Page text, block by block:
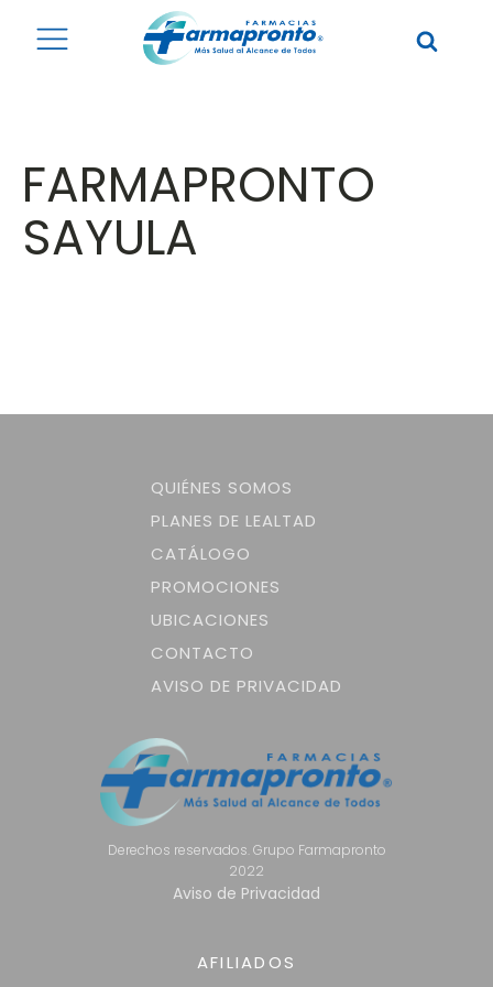
FARMAPRONTO
SAYULA
QUIÉNES SOMOS
PLANES DE LEALTAD
CATÁLOGO
PROMOCIONES
UBICACIONES
CONTACTO
AVISO DE PRIVACIDAD
Derechos reservados. Grupo Farmapronto
2022
Aviso de Privacidad
AFILIADOS